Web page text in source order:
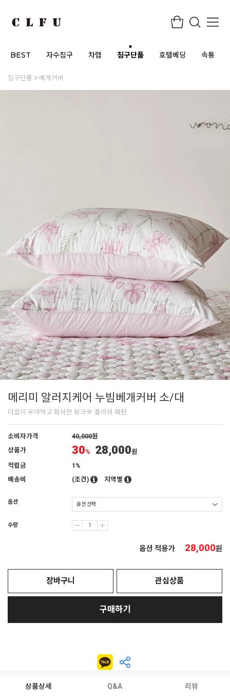
BEST 자수침구 차렵 침구단품 호텔베딩 속통
침구단품 베개커버
메리미 알러지케어 누빔베개커버 소/대
더없이 우아하고 화사한 핑크🌹 플라워 패턴
소비자가격 40,000원
상품가
30% 28,000원
적립금
1%
배송비
(조건) 지역별
옵션
수량
옵션 적용가 28,000원
장바구니 관심상품
구매하기
상품상세 Q&A 리뷰